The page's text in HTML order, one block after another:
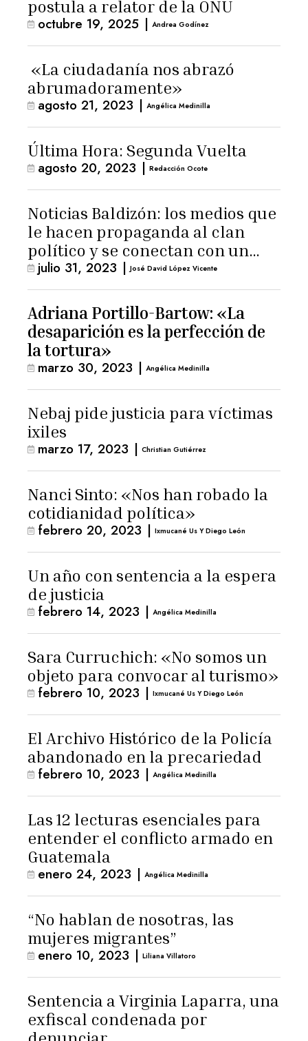
postula a relator de la ONU
octubre 19, 2025 | Andrea Godínez
«La ciudadanía nos abrazó
abrumadoramente»
agosto 21, 2023 | Angélica Medinilla
Última Hora: Segunda Vuelta
agosto 20, 2023 | Redacción Ocote
Noticias Baldizón: los medios que
le hacen propaganda al clan
político y se conectan con un
hombre de confianza de
Giammattei
julio 31, 2023 | José David López Vicente
Adriana Portillo-Bartow: «La
desaparición es la perfección de
la tortura»
marzo 30, 2023 | Angélica Medinilla
Nebaj pide justicia para víctimas
ixiles
marzo 17, 2023 | Christian Gutiérrez
Nanci Sinto: «Nos han robado la
cotidianidad política»
febrero 20, 2023 | Ixmucané Us Y Diego León
Un año con sentencia a la espera
de justicia
febrero 14, 2023 | Angélica Medinilla
Sara Curruchich: «No somos un
objeto para convocar al turismo»
febrero 10, 2023 | Ixmucané Us Y Diego León
El Archivo Histórico de la Policía
abandonado en la precariedad
febrero 10, 2023 | Angélica Medinilla
Las 12 lecturas esenciales para
entender el conflicto armado en
Guatemala
enero 24, 2023 | Angélica Medinilla
“No hablan de nosotras, las
mujeres migrantes”
enero 10, 2023 | Liliana Villatoro
Sentencia a Virginia Laparra, una
exfiscal condenada por